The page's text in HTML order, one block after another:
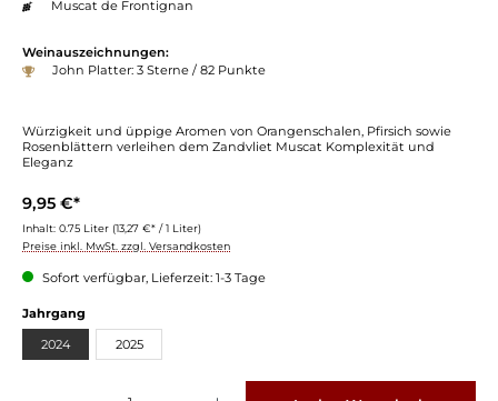
Muscat de Frontignan
Weinauszeichnungen:
John Platter: 3 Sterne / 82 Punkte
Würzigkeit und üppige Aromen von Orangenschalen, Pfirsich sowie
Rosenblättern verleihen dem Zandvliet Muscat Komplexität und
Eleganz
9,95 €*
Inhalt: 0.75 Liter (13,27 €* / 1 Liter)
Preise inkl. MwSt. zzgl. Versandkosten
Sofort verfügbar, Lieferzeit: 1-3 Tage
Jahrgang
2024 2025